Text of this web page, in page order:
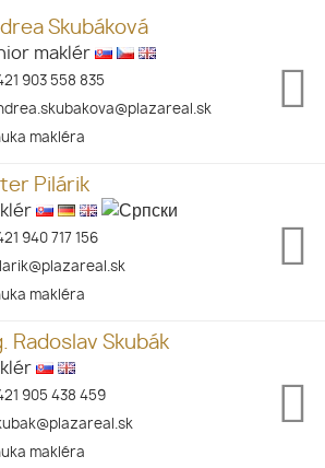
Skubáková
maklér
903 558 835
makléra
Pilárik
940 717 156
makléra
Radoslav Skubák
905 438 459
makléra